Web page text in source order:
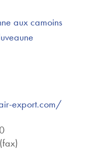
aux camoins
export.com/